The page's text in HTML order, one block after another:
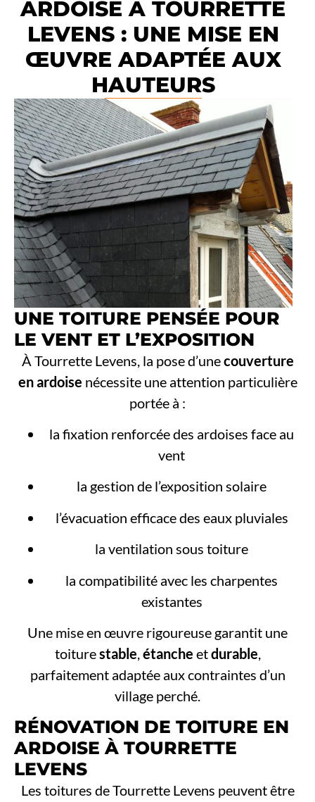
ARDOISE À TOURRETTE
LEVENS : UNE MISE EN
ŒUVRE ADAPTÉE AUX
HAUTEURS
UNE TOITURE PENSÉE POUR
LE VENT ET L’EXPOSITION
À Tourrette Levens, la pose d’unecouverture
en ardoise nécessite une attention particulière
portée à :
la fixation renforcée des ardoises face au
vent
la gestion de l’exposition solaire
l’évacuation efficace des eaux pluviales
la ventilation sous toiture
la compatibilité avec les charpentes
existantes
Une mise en œuvre rigoureuse garantit une
toiturestable,étanche etdurable,
parfaitement adaptée aux contraintes d’un
village perché.
RÉNOVATION DE TOITURE EN
ARDOISE À TOURRETTE
LEVENS
Les toitures de Tourrette Levens peuvent être